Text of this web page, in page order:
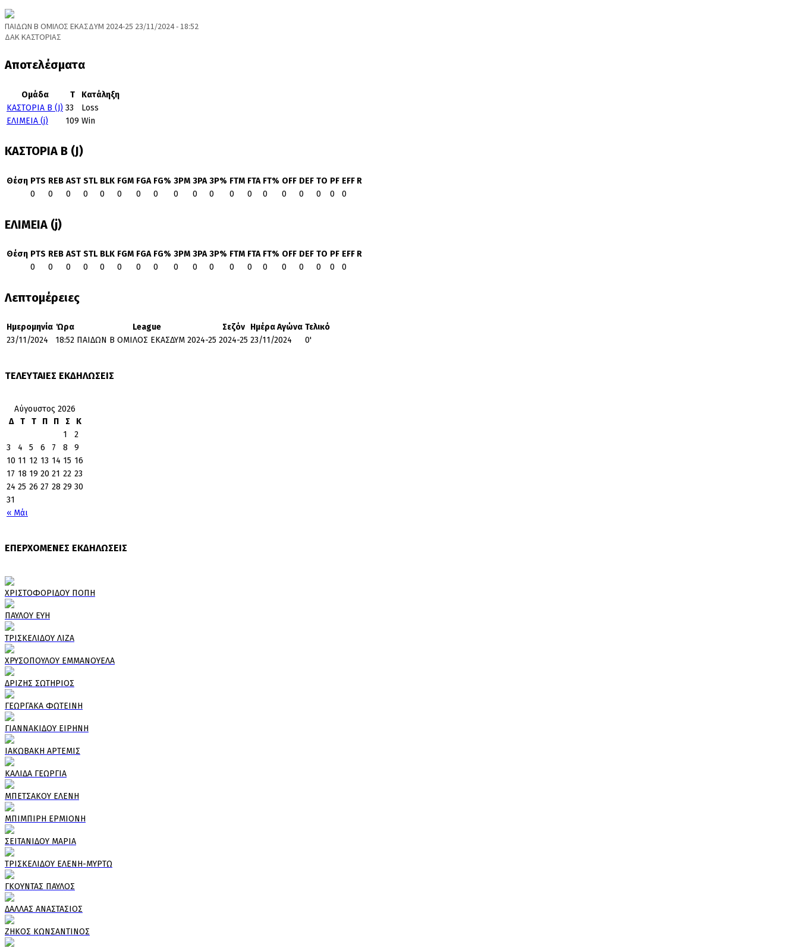
ΠΑΙΔΩΝ Β ΟΜΙΛΟΣ ΕΚΑΣΔΥΜ 2024-25 23/11/2024 - 18:52
ΔΑΚ ΚΑΣΤΟΡΙΑΣ
Αποτελέσματα
Ομάδα T
Κατάληξη
ΚΑΣΤΟΡΙΑ Β (J) 33
Loss
ΕΛΙΜΕΙΑ (j)
109 Win
ΚΑΣΤΟΡΙΑ Β (J)
Θέση PTS REB AST STL BLK FGM FGA FG% 3PM 3PA 3P% FTM FTA FT% OFF DEF TO PF EFF R
0
0 0 0 0 0 0 0 0 0 0 0 0 0 0 0 0 0 0
ΕΛΙΜΕΙΑ (j)
Θέση PTS REB AST STL BLK FGM FGA FG% 3PM 3PA 3P% FTM FTA FT% OFF DEF TO PF EFF R
0
0 0 0 0 0 0 0 0 0 0 0 0 0 0 0 0 0 0
Λεπτομέρειες
Ημερομηνία Ώρα League Σεζόν Ημέρα Αγώνα Τελικό
23/11/2024
18:52 ΠΑΙΔΩΝ Β ΟΜΙΛΟΣ ΕΚΑΣΔΥΜ 2024-25 2024-25 23/11/2024 0'
ΤΕΛΕΥΤΑΙΕΣ ΕΚΔΗΛΩΣΕΙΣ
Αύγουστος 2026
Δ
Τ Τ Π Π Σ Κ
« Μάι
1
2
3
4 5 6 7 8
9
10 11 12 13 14 15 16
17 18 19 20 21 22 23
24 25 26 27 28 29 30
31
ΕΠΕΡΧΟΜΕΝΕΣ ΕΚΔΗΛΩΣΕΙΣ
ΧΡΙΣΤΟΦΟΡΙΔΟΥ ΠΟΠΗ
ΠΑΥΛΟΥ ΕΥΗ
ΤΡΙΣΚΕΛΙΔΟΥ ΛΙΖΑ
ΧΡΥΣΟΠΟΥΛΟΥ ΕΜΜΑΝΟΥΕΛΑ
ΔΡΙΖΗΣ ΣΩΤΗΡΙΟΣ
ΓΕΩΡΓΑΚΑ ΦΩΤΕΙΝΗ
ΓΙΑΝΝΑΚΙΔΟΥ ΕΙΡΗΝΗ
ΙΑΚΩΒΑΚΗ ΑΡΤΕΜΙΣ
ΚΑΛΙΔΑ ΓΕΩΡΓΙΑ
ΜΠΕΤΣΑΚΟΥ ΕΛΕΝΗ
ΜΠΙΜΠΙΡΗ ΕΡΜΙΟΝΗ
ΣΕΙΤΑΝΙΔΟΥ ΜΑΡΙΑ
ΤΡΙΣΚΕΛΙΔΟΥ ΕΛΕΝΗ-ΜΥΡΤΩ
ΓΚΟΥΝΤΑΣ ΠΑΥΛΟΣ
ΔΑΛΛΑΣ ΑΝΑΣΤΑΣΙΟΣ
ΖΗΚΟΣ ΚΩΝΣΑΝΤΙΝΟΣ